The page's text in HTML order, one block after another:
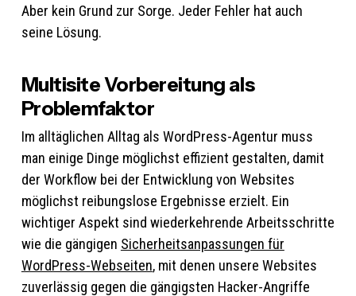
Aber kein Grund zur Sorge. Jeder Fehler hat auch
seine Lösung.
Multisite Vorbereitung als
Problemfaktor
Im alltäglichen Alltag als WordPress-Agentur muss
man einige Dinge möglichst effizient gestalten, damit
der Workflow bei der Entwicklung von Websites
möglichst reibungslose Ergebnisse erzielt. Ein
wichtiger Aspekt sind wiederkehrende Arbeitsschritte
wie die gängigen Sicherheitsanpassungen für
WordPress-Webseiten, mit denen unsere Websites
zuverlässig gegen die gängigsten Hacker-Angriffe